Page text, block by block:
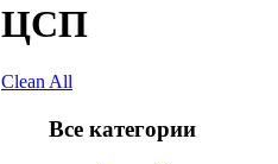
ЦСП
Clean All
Все категории